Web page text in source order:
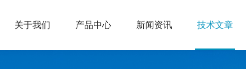
关于我们 产品中心 新闻资讯 技术文章